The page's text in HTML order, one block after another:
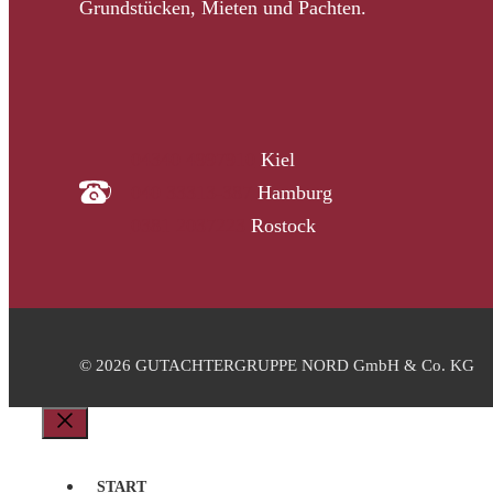
Grundstücken, Mieten und Pachten.
Kiel
Hamburg
Rostock
© 2026 GUTACHTERGRUPPE NORD GmbH & Co. KG
Schließen
START